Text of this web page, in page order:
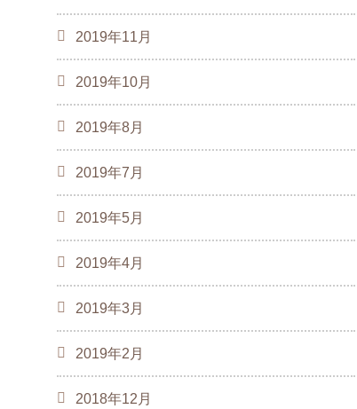
2019年11月
2019年10月
2019年8月
2019年7月
2019年5月
2019年4月
2019年3月
2019年2月
2018年12月